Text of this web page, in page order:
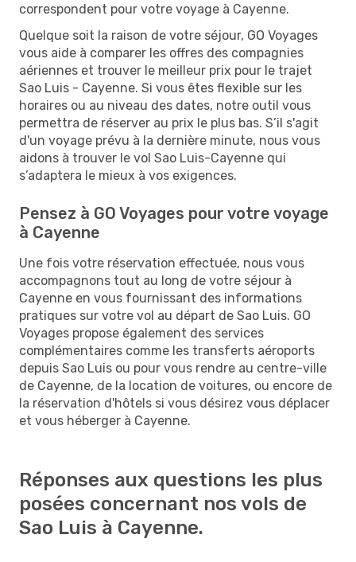
correspondent pour votre voyage à Cayenne.
Quelque soit la raison de votre séjour, GO Voyages
vous aide à comparer les offres des compagnies
aériennes et trouver le meilleur prix pour le trajet
Sao Luis - Cayenne. Si vous êtes flexible sur les
horaires ou au niveau des dates, notre outil vous
permettra de réserver au prix le plus bas. S’il s'agit
d'un voyage prévu à la dernière minute, nous vous
aidons à trouver le vol Sao Luis-Cayenne qui
s’adaptera le mieux à vos exigences.
Pensez à GO Voyages pour votre voyage
à Cayenne
Une fois votre réservation effectuée, nous vous
accompagnons tout au long de votre séjour à
Cayenne en vous fournissant des informations
pratiques sur votre vol au départ de Sao Luis. GO
Voyages propose également des services
complémentaires comme les transferts aéroports
depuis Sao Luis ou pour vous rendre au centre-ville
de Cayenne, de la location de voitures, ou encore de
la réservation d'hôtels si vous désirez vous déplacer
et vous héberger à Cayenne.
Réponses aux questions les plus
posées concernant nos vols de
Sao Luis à Cayenne.